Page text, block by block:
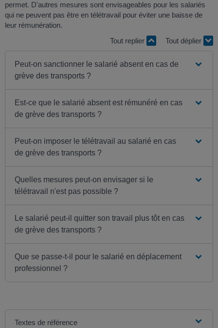
permet. D'autres mesures sont envisageables pour les salariés
qui ne peuvent pas être en télétravail pour éviter une baisse de
leur rémunération.
Tout replier
Tout déplier
Peut-on sanctionner le salarié absent en cas de
grève des transports ?
Est-ce que le salarié absent est rémunéré en cas
de grève des transports ?
Peut-on imposer le télétravail au salarié en cas
de grève des transports ?
Quelles mesures peut-on envisager si le
télétravail n'est pas possible ?
Le salarié peut-il quitter son travail plus tôt en cas
de grève des transports ?
Que se passe-t-il pour le salarié en déplacement
professionnel ?
Textes de référence